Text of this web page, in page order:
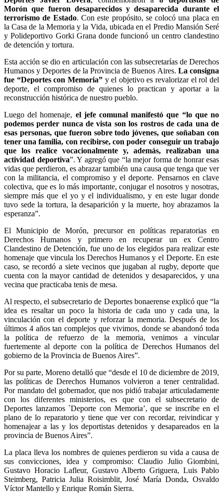
Morón que fueron desaparecidos y desaparecida durante el
terrorismo de Estado. Con este propósito, se colocó una placa en
la Casa de la Memoria y la Vida, ubicada en el Predio Mansión Seré
y Polideportivo Gorki Grana donde funcionó un centro clandestino
de detención y tortura.
Esta acción se dio en articulación con las subsecretarías de Derechos
Humanos y Deportes de la Provincia de Buenos Aires. La consigna
fue “Deportes con Memoria”y el objetivo es revalorizar el rol del
deporte, el compromiso de quienes lo practican y aportar a la
reconstrucción histórica de nuestro pueblo.
Luego del homenaje, el jefe comunal manifestó que “lo que no
podemos perder nunca de vista son los rostros de cada una de
esas personas, que fueron sobre todo jóvenes, que soñaban con
tener una familia, con recibirse, con poder conseguir un trabajo
que los realice vocacionalmente y, además, realizaban una
actividad deportiva”. Y agregó que “la mejor forma de honrar esas
vidas que perdieron, es abrazar también una causa que tenga que ver
con la militancia, el compromiso y el deporte. Pensarnos en clave
colectiva, que es lo más importante, conjugar el nosotros y nosotras,
siempre más que el yo y el individualismo, y en este lugar donde
tuvo sede la tortura, la desaparición y la muerte, hoy abrazamos la
esperanza”.
El Municipio de Morón, precursor en políticas reparatorias en
Derechos Humanos y primero en recuperar un ex Centro
Clandestino de Detención, fue uno de los elegidos para realizar este
homenaje que vincula los Derechos Humanos y el Deporte. En este
caso, se recordó a siete vecinos que jugaban al rugby, deporte que
cuenta con la mayor cantidad de detenidos y desaparecidos, y una
vecina que practicaba tenis de mesa.
Al respecto, el subsecretario de Deportes bonaerense explicó que “la
idea es resaltar un poco la historia de cada uno y cada una, la
vinculación con el deporte y reforzar la memoria. Después de los
últimos 4 años tan complejos que vivimos, donde se abandonó toda
la política de refuerzo de la memoria, venimos a vincular
fuertemente al deporte con la política de Derechos Humanos del
gobierno de la Provincia de Buenos Aires”.
Por su parte, Moreno detalló que “desde el 10 de diciembre de 2019,
las políticas de Derechos Humanos volvieron a tener centralidad.
Por mandato del gobernador, que nos pidió trabajar articuladamente
con los diferentes ministerios, es que con el subsecretario de
Deportes lanzamos `Deporte con Memoria’, que se inscribe en el
plano de lo reparatorio y tiene que ver con recordar, reivindicar y
homenajear a las y los deportistas detenidos y desapareados en la
provincia de Buenos Aires”.
La placa lleva los nombres de quienes perdieron su vida a causa de
sus convicciones, idea y compromiso: Claudio Julio Giombini,
Gustavo Horacio Lafleur, Gustavo Alberto Griguera, Luis Pablo
Steimberg, Patricia Julia Roisimblit, José María Donda, Osvaldo
Víctor Mantello y Enrique Román Sierra.